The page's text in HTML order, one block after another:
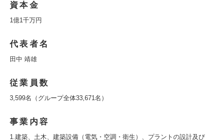
資本金
1億1千万円
代表者名
田中 靖雄
従業員数
3,599名（グループ全体33,671名）
事業内容
1.建築、土木、建築設備（電気・空調・衛生）、プラントの設計及び